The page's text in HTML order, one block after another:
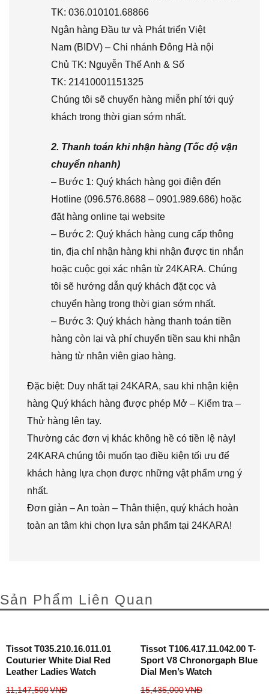
TK: 036.010101.68866
Ngân hàng Đầu tư và Phát triển Việt
Nam (BIDV) – Chi nhánh Đông Hà nội
Chủ TK: Nguyễn Thế Anh & Số
TK: 21410001151325
Chúng tôi sẽ chuyển hàng miễn phí tới quý
khách trong thời gian sớm nhất.
2. Thanh toán khi nhận hàng (Tốc độ vận
chuyển nhanh)
– Bước 1: Quý khách hàng gọi điện đến
Hotline (096.576.8688 – 0901.989.686) hoặc
đặt hàng online tại website
– Bước 2: Quý khách hàng cung cấp thông
tin, địa chỉ nhận hàng khi nhận được tin nhắn
hoặc cuộc gọi xác nhận từ 24KARA. Chúng
tôi sẽ hướng dẫn quý khách đặt cọc và
chuyển hàng trong thời gian sớm nhất.
– Bước 3: Quý khách hàng thanh toán tiền
hàng còn lại và phí chuyển tiền sau khi nhận
hàng từ nhân viên giao hàng.
Đặc biệt: Duy nhất tại 24KARA, sau khi nhận kiện
hàng Quý khách hàng được phép Mở – Kiểm tra –
Thử hàng lên tay.
Thường các đơn vị khác không hề có tiền lệ này!
24KARA chúng tôi muốn tạo điều kiện tối ưu để
khách hàng lựa chọn được những vật phẩm ưng ý
nhất.
Đơn giản – An toàn – Thân thiện, quý khách hoàn
toàn an tâm khi chọn lựa sản phẩm tại 24KARA!
Sản Phẩm Liên Quan
Tissot T035.210.16.011.01
Couturier White Dial Red
Leather Ladies Watch
11,147,500VNĐ
Tissot T106.417.11.042.00 T-
Sport V8 Chronorgaph Blue
Dial Men’s Watch
15,435,000VNĐ